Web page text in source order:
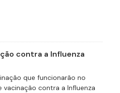
contra a Influenza
que funcionarão no
contra a Influenza